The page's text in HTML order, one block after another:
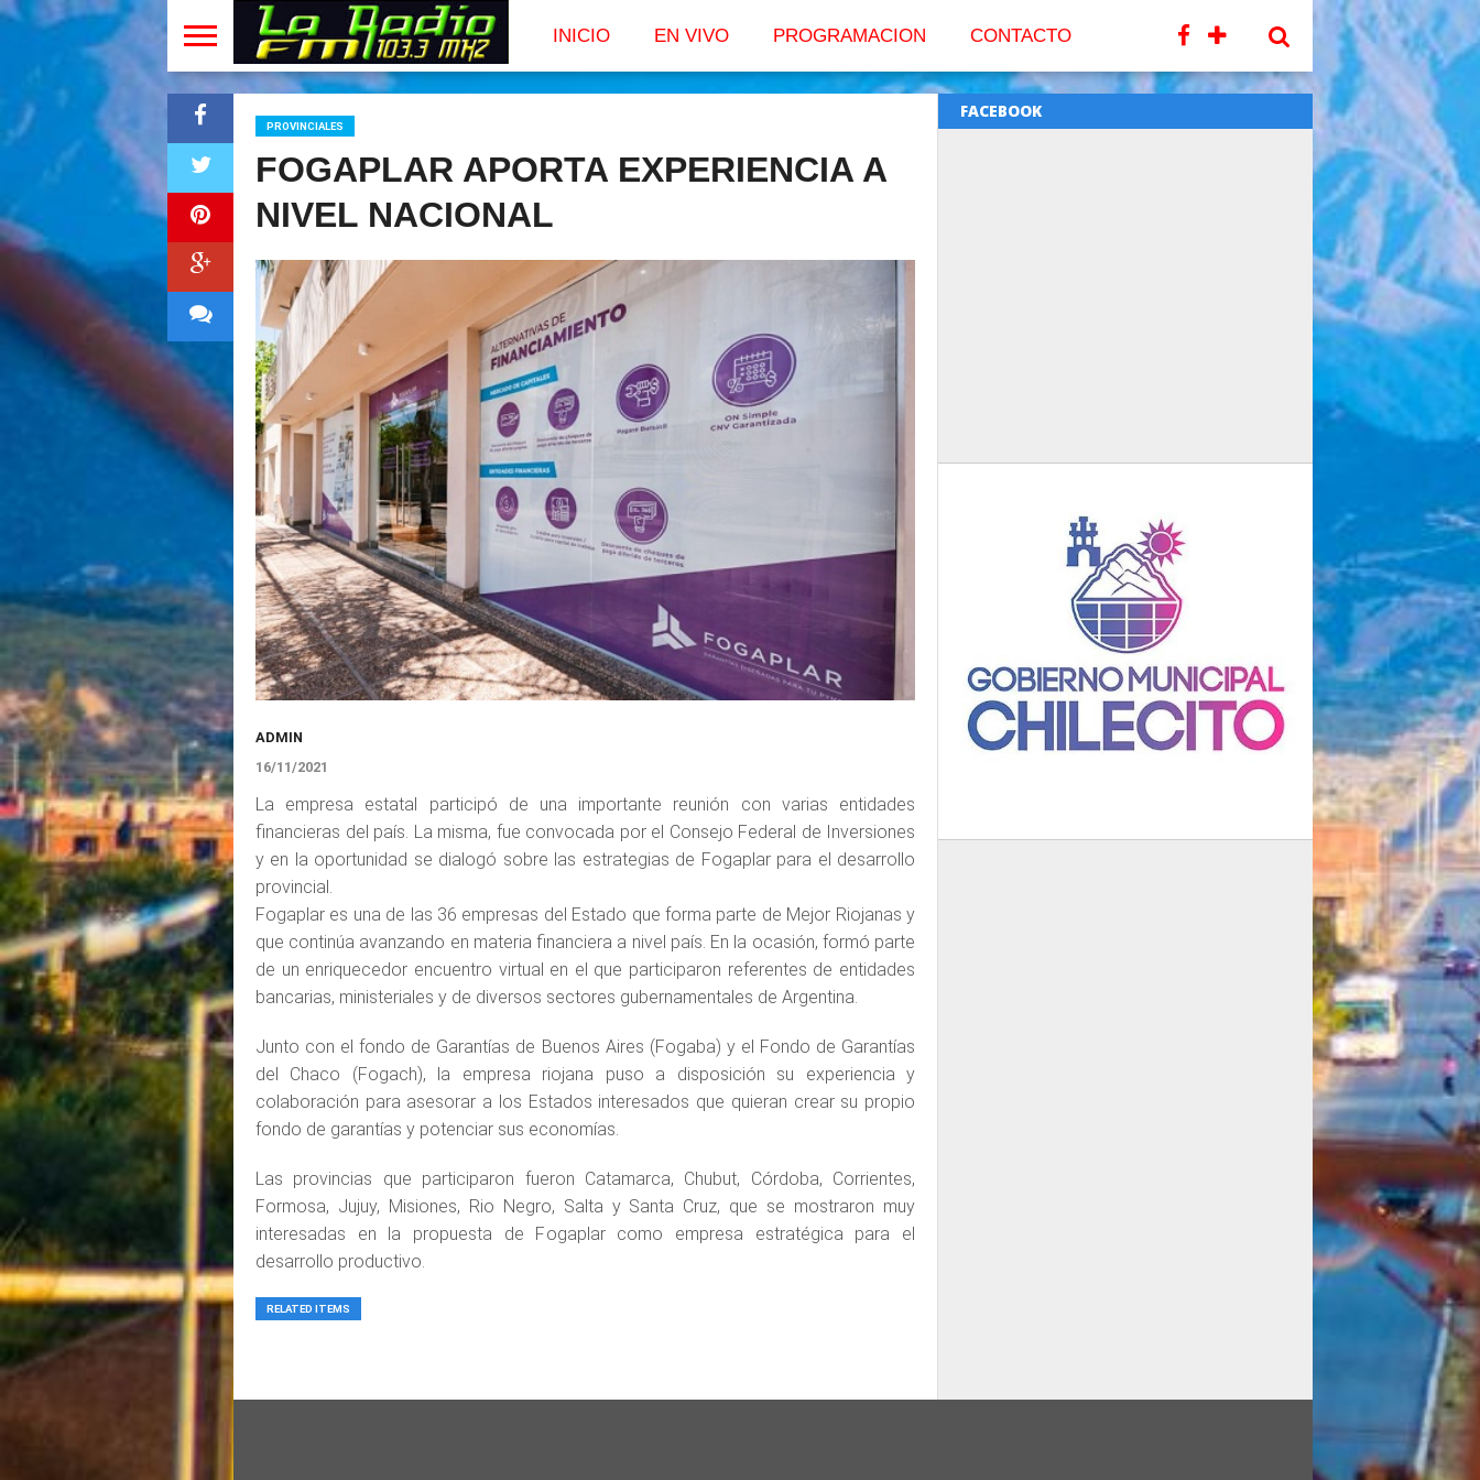
INICIO EN VIVO PROGRAMACION CONTACTO
PROVINCIALES
FOGAPLAR APORTA EXPERIENCIA A
NIVEL NACIONAL
ADMIN
16/11/2021
La empresa estatal participó de una importante reunión con varias entidades
financieras del país. La misma, fue convocada por el Consejo Federal de Inversiones
y en la oportunidad se dialogó sobre las estrategias de Fogaplar para el desarrollo
provincial.
Fogaplar es una de las 36 empresas del Estado que forma parte de Mejor Riojanas y
que continúa avanzando en materia financiera a nivel país. En la ocasión, formó parte
de un enriquecedor encuentro virtual en el que participaron referentes de entidades
bancarias, ministeriales y de diversos sectores gubernamentales de Argentina.
Junto con el fondo de Garantías de Buenos Aires (Fogaba) y el Fondo de Garantías
del Chaco (Fogach), la empresa riojana puso a disposición su experiencia y
colaboración para asesorar a los Estados interesados que quieran crear su propio
fondo de garantías y potenciar sus economías.
Las provincias que participaron fueron Catamarca, Chubut, Córdoba, Corrientes,
Formosa, Jujuy, Misiones, Rio Negro, Salta y Santa Cruz, que se mostraron muy
interesadas en la propuesta de Fogaplar como empresa estratégica para el
desarrollo productivo.
RELATED ITEMS
FACEBOOK